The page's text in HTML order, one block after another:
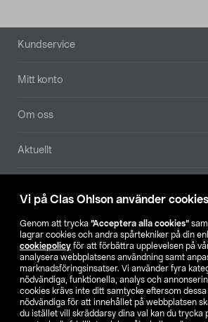
Vi på Clas Ohlson använder cookies
Genom att trycka ”Acceptera alla cookies”
lagrar cookies och andra spårtekniker på din
cookiepolicy för att förbättra upplevelsen på
analysera webbplatsens användning samt
marknadsföringsinsatser. Vi använder fyra
nödvändiga, funktionella, analys och
cookies krävs inte ditt samtycke eftersom
nödvändiga för att innehållet på webbplatsen
du istället vill skräddarsy dina val kan du trycka
Sidfot
Kundservice
Mitt konto
Om oss
Aktuellt
Hitta butik
SE NO FI